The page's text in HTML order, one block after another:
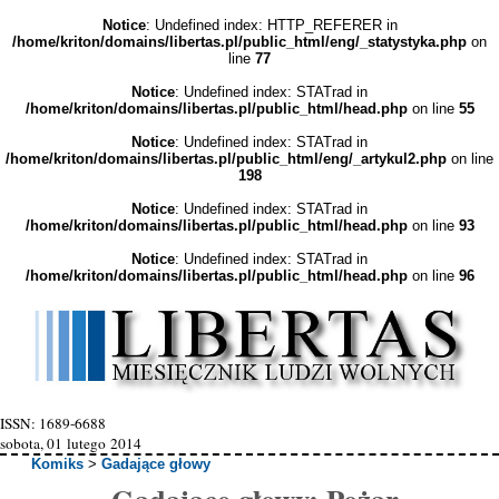
Notice: Undefined index: HTTP_REFERER in
/home/kriton/domains/libertas.pl/public_html/eng/_statystyka.php on
line 77
Notice: Undefined index: STATrad in
/home/kriton/domains/libertas.pl/public_html/head.phpon line 55
Notice: Undefined index: STATrad in
/home/kriton/domains/libertas.pl/public_html/eng/_artykul2.php on line
198
Notice: Undefined index: STATrad in
/home/kriton/domains/libertas.pl/public_html/head.phpon line 93
Notice: Undefined index: STATrad in
/home/kriton/domains/libertas.pl/public_html/head.phpon line 96
ISSN: 1689-6688
sobota, 01 lutego 2014
Komiks >Gadające głowy